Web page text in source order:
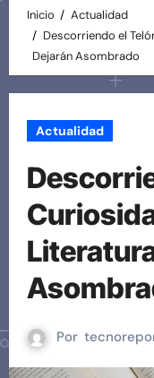
Inicio
Actualidad
Descorriendo el
Dejarán Asombrado
Actualidad
Por